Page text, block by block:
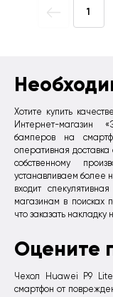
Хотите купить
Интернет-магазин
бамперов на
оперативная
собственному
устанавливаем более
входит
магазинам в поисках
что заказать
Оцените
Чехол Huawei P9
смартфон от
1